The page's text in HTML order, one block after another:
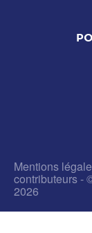
Mentions
contributeurs-
2026